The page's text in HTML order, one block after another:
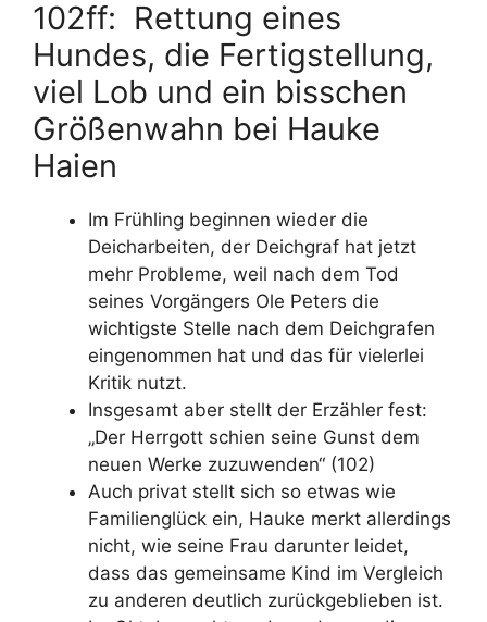
102ff: Rettung eines
Hundes, die Fertigstellung,
viel Lob und ein bisschen
Größenwahn bei Hauke
Haien
Im Frühling beginnen wieder die
Deicharbeiten, der Deichgraf hat jetzt
mehr Probleme, weil nach dem Tod
seines Vorgängers Ole Peters die
wichtigste Stelle nach dem Deichgrafen
eingenommen hat und das für vielerlei
Kritik nutzt.
Insgesamt aber stellt der Erzähler fest:
„Der Herrgott schien seine Gunst dem
neuen Werke zuzuwenden“ (102)
Auch privat stellt sich so etwas wie
Familienglück ein, Hauke merkt allerdings
nicht, wie seine Frau darunter leidet,
dass das gemeinsame Kind im Vergleich
zu anderen deutlich zurückgeblieben ist.